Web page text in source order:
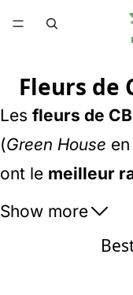
Fleurs de
Les fleurs de
(Green House
ont le meilleur
effet, la qualité
Show more